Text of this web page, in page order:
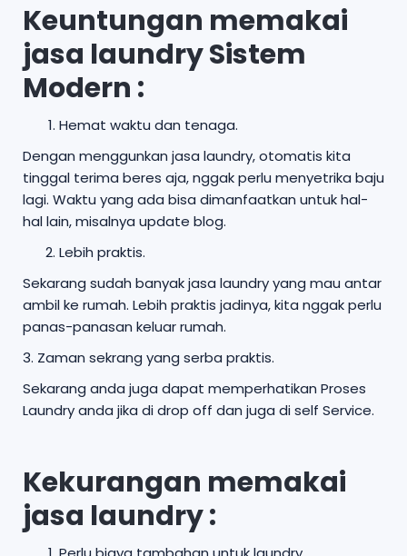
Keuntungan memakai
jasa laundry Sistem
Modern :
Hemat waktu dan tenaga.
Dengan menggunkan jasa laundry, otomatis kita
tinggal terima beres aja, nggak perlu menyetrika baju
lagi. Waktu yang ada bisa dimanfaatkan untuk hal-
hal lain, misalnya update blog.
Lebih praktis.
Sekarang sudah banyak jasa laundry yang mau antar
ambil ke rumah. Lebih praktis jadinya, kita nggak perlu
panas-panasan keluar rumah.
3. Zaman sekrang yang serba praktis.
Sekarang anda juga dapat memperhatikan Proses
Laundry anda jika di drop off dan juga di self Service.
Kekurangan memakai
jasa laundry :